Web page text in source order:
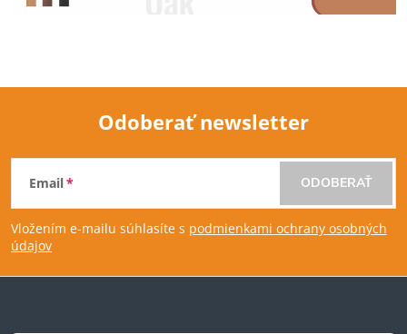
Z
á
p
Odoberať newsletter
Email
Vložením e-mailu súhlasíte s podmienkami ochrany osobných
údajov
ODOBERAŤ